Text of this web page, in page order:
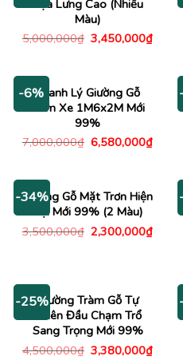
Tựa Lưng Cao (Nhiều
Màu)
5,000,000₫ Giá
gốc
3,450,000₫Giá
-6%Thanh Lý Giường Gỗ
Căm Xe 1M6x2M Mới
99%
7,000,000₫ Giá
gốc
6,580,000₫Giá
-34%
Giường Gỗ Mặt Trơn Hiện
Đại Mới 99% (2 Màu)
3,500,000₫ Giá
gốc
2,300,000₫Giá
-25%Giường Tràm Gỗ Tự
Nhiên Đầu Chạm Trổ
Sang Trọng Mới 99%
4,500,000₫ Giá
3,380,000₫Giá